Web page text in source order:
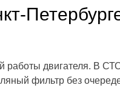
работы двигателя. В
фильтр без